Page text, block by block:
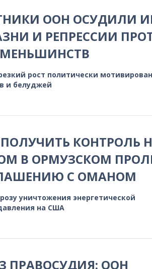
ООН ОСУДИЛИ
И РЕПРЕССИИ
рост политически
и белуджей
КОНТРОЛЬ
В ОРМУЗСКОМ
С ОМАНОМ
уничтожения энергетической
на США
ПРАВОСУДИЯ: ООН